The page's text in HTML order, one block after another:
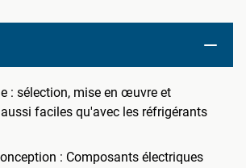
: sélection, mise en œuvre et
faciles qu'avec les réfrigérants
: Composants électriques